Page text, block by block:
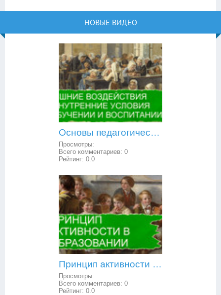
НОВЫЕ ВИДЕО
Основы педагогической психологии: внешние воздействия и внутренние условия в обучении и воспитании
Просмотры:
Всего комментариев: 0
Рейтинг: 0.0
Принцип активности в образовании
Просмотры:
Всего комментариев: 0
Рейтинг: 0.0